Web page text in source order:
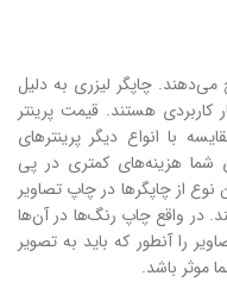
می‌دهند. چاپگر لیزری به دلیل
کاربردی هستند. قیمت پرینتر
با انواع دیگر پرینترهای
شما هزینه‌های کمتری در پی
از چاپگرها در چاپ‌ تصاویر
در واقع چاپ رنگ‌ها در آن‌ها
را آنطور که باید به تصویر
موثر باشد.